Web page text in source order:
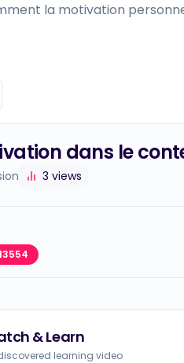
la motivation
dans le
3 views
& Learn
learning video